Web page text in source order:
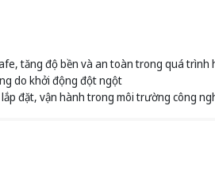
tăng độ bền và an toàn trong quá trình
do khởi động đột ngột
đặt, vận hành trong môi trường công